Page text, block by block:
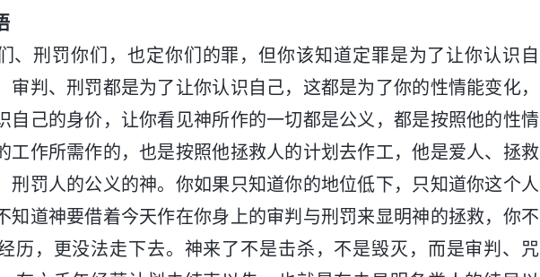
、刑罚你们，也定你们的罪，但你该知道定罪是为了让你认识自
审判、刑罚都是为了让你认识自己，这都是为了你的性情能变化，
自己的身价，让你看见神所作的一切都是公义，都是按照他的性情
工作所需作的，也是按照他拯救人的计划去作工，他是爱人、拯救
刑罚人的公义的神。你如果只知道你的地位低下，只知道你这个人
知道神要借着今天作在你身上的审判与刑罚来显明神的拯救，你不
历，更没法走下去。神来了不是击杀，不是毁灭，而是审判、咒